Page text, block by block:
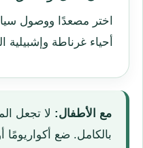
اختر مصعدًا ووصول
أحياء غرناطة وإشبيلية
مع الأطفال: لا تجعل
بالكامل. ضع أكواريومًا